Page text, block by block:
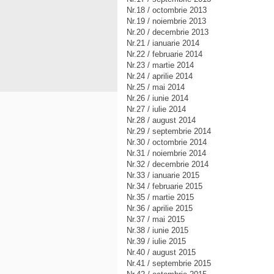
Nr.18 / octombrie 2013
Nr.19 / noiembrie 2013
Nr.20 / decembrie 2013
Nr.21 / ianuarie 2014
Nr.22 / februarie 2014
Nr.23 / martie 2014
Nr.24 / aprilie 2014
Nr.25 / mai 2014
Nr.26 / iunie 2014
Nr.27 / iulie 2014
Nr.28 / august 2014
Nr.29 / septembrie 2014
Nr.30 / octombrie 2014
Nr.31 / noiembrie 2014
Nr.32 / decembrie 2014
Nr.33 / ianuarie 2015
Nr.34 / februarie 2015
Nr.35 / martie 2015
Nr.36 / aprilie 2015
Nr.37 / mai 2015
Nr.38 / iunie 2015
Nr.39 / iulie 2015
Nr.40 / august 2015
Nr.41 / septembrie 2015